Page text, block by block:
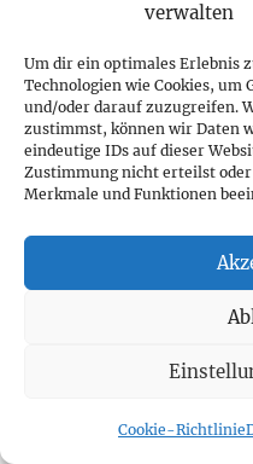
verwalten
Um dir ein optimales Erlebnis
Technologien wie Cookies,
und/oder darauf zuzugreifen.
zustimmst, können wir Daten
eindeutige IDs auf dieser
Zustimmung nicht erteilst
Merkmale und Funktionen
Cookie-Richtlinie
fokus@fokus-